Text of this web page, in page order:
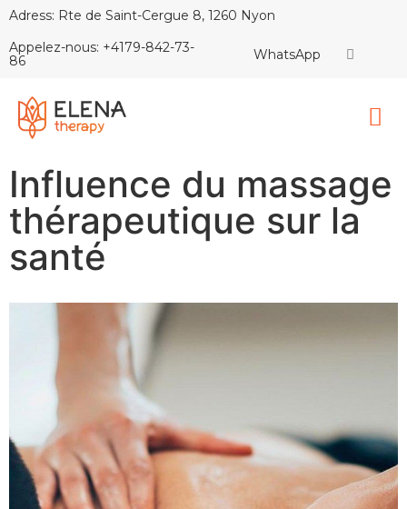
Adress: Rte de Saint-Cergue 8, 1260 Nyon
Appelez-nous: +4179-842-73-
86
WhatsApp
Influence du massage
thérapeutique sur la
santé